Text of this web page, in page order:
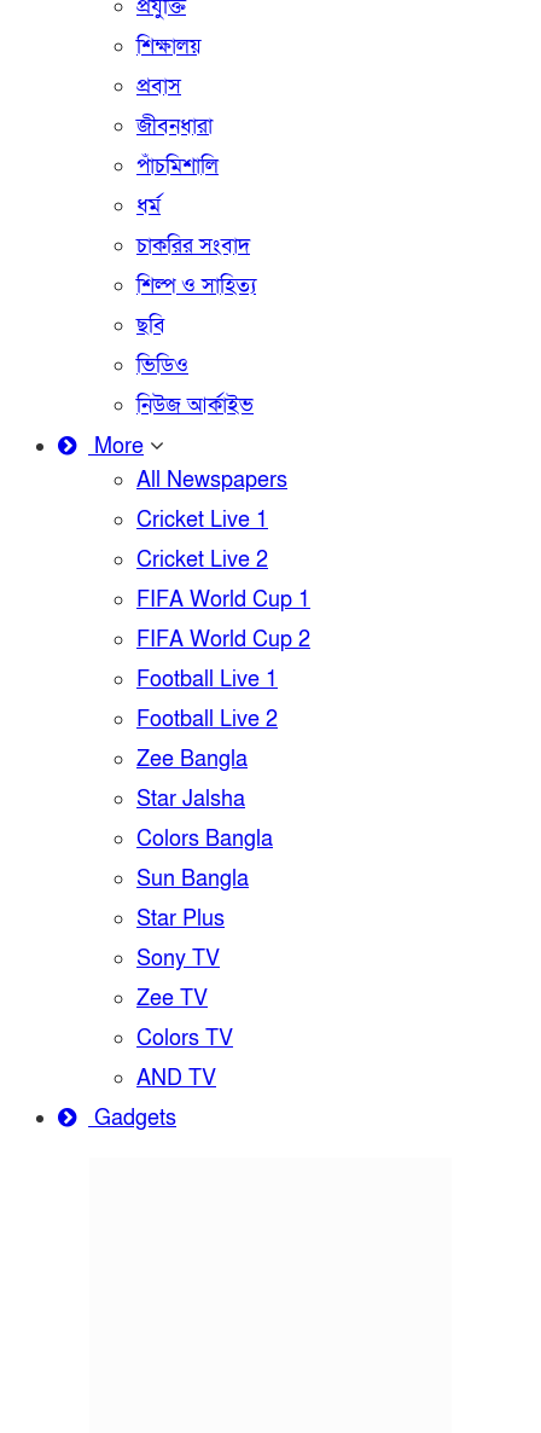
প্রযুক্তি
শিক্ষালয়
প্রবাস
জীবনধারা
পাঁচমিশালি
ধর্ম
চাকরির সংবাদ
শিল্প ও সাহিত্য
ছবি
ভিডিও
নিউজ আর্কাইভ
More
All Newspapers
Cricket Live 1
Cricket Live 2
FIFA World Cup 1
FIFA World Cup 2
Football Live 1
Football Live 2
Zee Bangla
Star Jalsha
Colors Bangla
Sun Bangla
Star Plus
Sony TV
Zee TV
Colors TV
AND TV
Gadgets